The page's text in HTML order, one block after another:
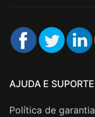
AJUDA E SUPORTE
Política de garantia